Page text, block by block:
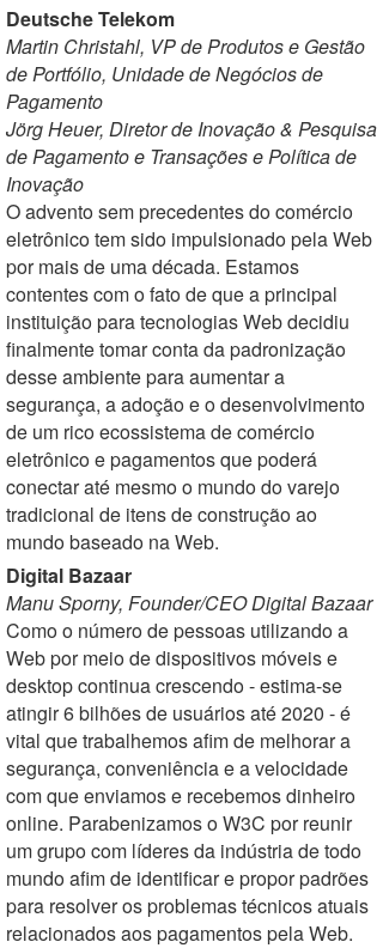
Deutsche Telekom
Martin Christahl, VP de Produtos e Gestão
de Portfólio, Unidade de Negócios de
Pagamento
Jörg Heuer, Diretor de Inovação & Pesquisa
de Pagamento e Transações e Política de
Inovação
O advento sem precedentes do comércio
eletrônico tem sido impulsionado pela Web
por mais de uma década. Estamos
contentes com o fato de que a principal
instituição para tecnologias Web decidiu
finalmente tomar conta da padronização
desse ambiente para aumentar a
segurança, a adoção e o desenvolvimento
de um rico ecossistema de comércio
eletrônico e pagamentos que poderá
conectar até mesmo o mundo do varejo
tradicional de itens de construção ao
mundo baseado na Web.
Digital Bazaar
Manu Sporny, Founder/CEO Digital Bazaar
Como o número de pessoas utilizando a
Web por meio de dispositivos móveis e
desktop continua crescendo - estima-se
atingir 6 bilhões de usuários até 2020 - é
vital que trabalhemos afim de melhorar a
segurança, conveniência e a velocidade
com que enviamos e recebemos dinheiro
online. Parabenizamos o W3C por reunir
um grupo com líderes da indústria de todo
mundo afim de identificar e propor padrões
para resolver os problemas técnicos atuais
relacionados aos pagamentos pela Web.